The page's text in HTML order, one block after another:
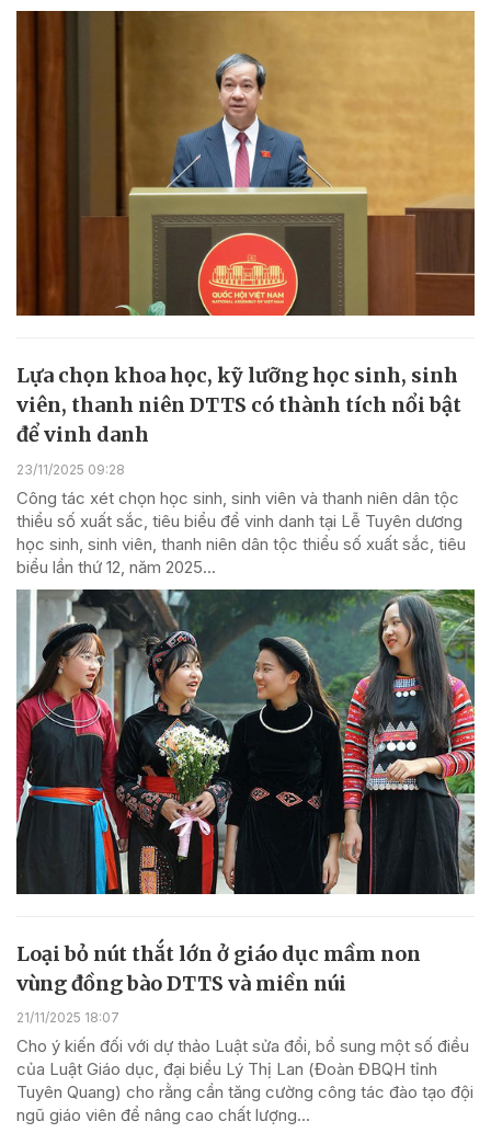
Lựa chọn khoa học, kỹ lưỡng học sinh, sinh
viên, thanh niên DTTS có thành tích nổi bật
để vinh danh
23/11/2025 09:28
Công tác xét chọn học sinh, sinh viên và thanh niên dân tộc
thiểu số xuất sắc, tiêu biểu để vinh danh tại Lễ Tuyên dương
học sinh, sinh viên, thanh niên dân tộc thiểu số xuất sắc, tiêu
biểu lần thứ 12, năm 2025...
Loại bỏ nút thắt lớn ở giáo dục mầm non
vùng đồng bào DTTS và miền núi
21/11/2025 18:07
Cho ý kiến đối với dự thảo Luật sửa đổi, bổ sung một số điều
của Luật Giáo dục, đại biểu Lý Thị Lan (Đoàn ĐBQH tỉnh
Tuyên Quang) cho rằng cần tăng cường công tác đào tạo đội
ngũ giáo viên để nâng cao chất lượng...